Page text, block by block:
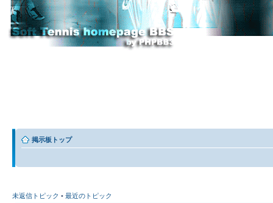
掲示板トップ
未返信トピック • 最近のトピック